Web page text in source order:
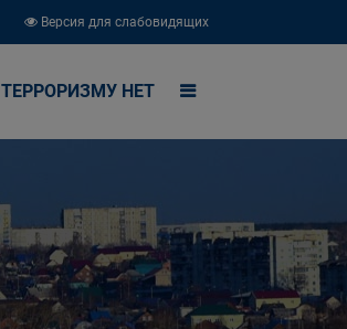
Версия для слабовидящих
ТЕРРОРИЗМУ НЕТ